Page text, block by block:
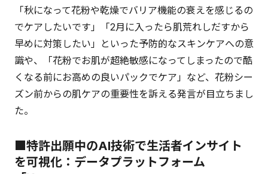
「秋になって花粉や乾燥でバリア機能の衰えを感じるの
でケアしたいです」「2月に入ったら肌荒れしだすから
早めに対策したい」といった予防的なスキンケアへの意
識や、「花粉でお肌が超絶敏感になってしまったので酷
くなる前にお高めの良いパックでケア」など、花粉シー
ズン前からの肌ケアの重要性を訴える発言が目立ちまし
た。
■特許出願中のAI技術で生活者インサイト
を可視化：データプラットフォーム